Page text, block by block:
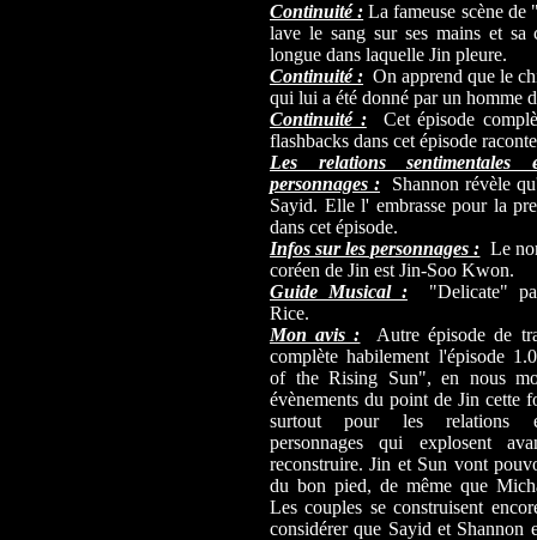
Continuité : La fameuse scène
lave le sang sur ses mains et sa
longue dans laquelle Jin pleure.
Continuité : On apprend que le
qui lui a été donné par un homme
Continuité :Cet épisode
flashbacks dans cet épisode
Les relations sentimentales
personnages : Shannon révèle
Sayid. Elle l' embrasse pour la
dans cet épisode.
Infos sur les personnages : Le
coréen de Jin est Jin-Soo Kwon.
Guide Musical :"Delicate"
Rice.
Mon avis : Autre épisode de
complète habilement l'épisode
of the Rising Sun", en nous
évènements du point de Jin cette
surtout pour les relations
personnages qui explosent
reconstruire. Jin et Sun vont
du bon pied, de même que
Les couples se construisent
considérer que Sayid et Shannon